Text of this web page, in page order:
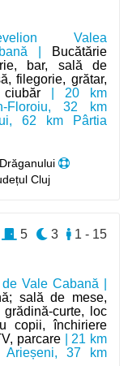
Valea
|
Bucătărie
bar, sală de
filegorie, grătar,
| 20 km
Floroiu, 32 km
62 km Pârtia
Cluj
Vale Cabană |
sală de mese,
grădină-curte, loc
copii, închiriere
parcare | 21 km
37 km
1 - 15
3
5